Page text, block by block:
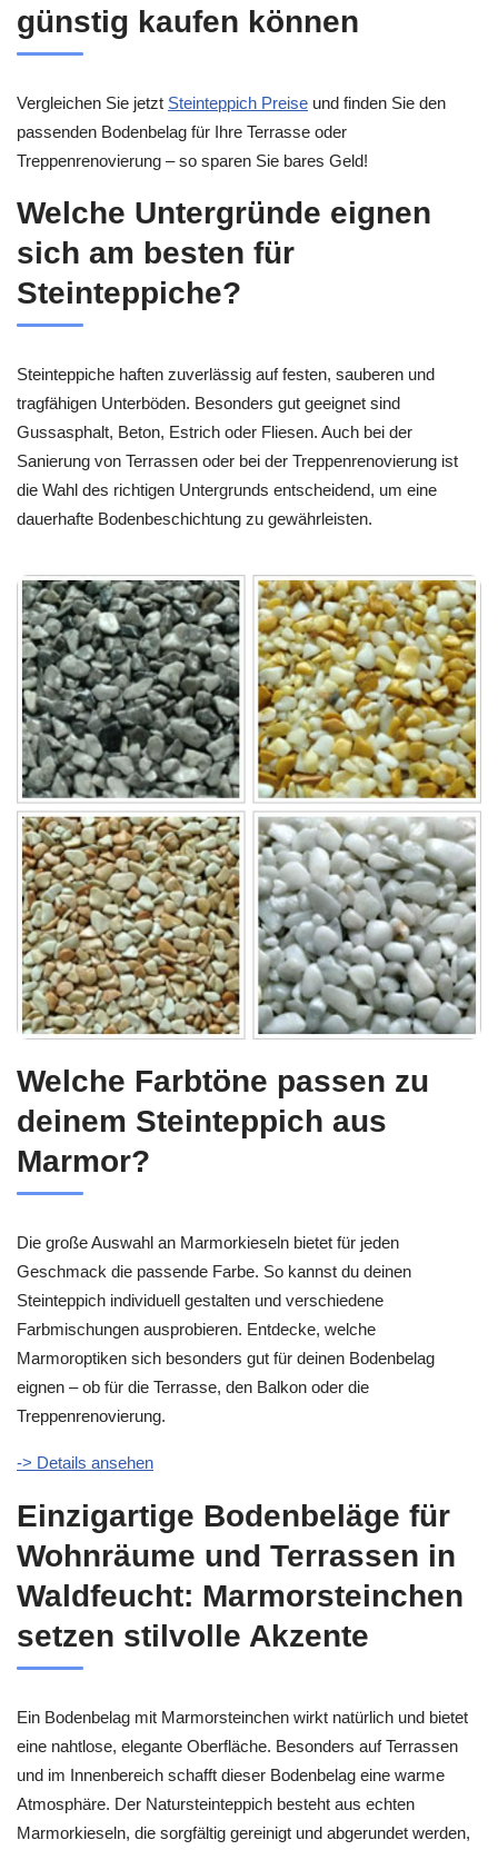
günstig kaufen können
Vergleichen Sie jetzt Steinteppich Preise und finden Sie den
passenden Bodenbelag für Ihre Terrasse oder
Treppenrenovierung – so sparen Sie bares Geld!
Welche Untergründe eignen
sich am besten für
Steinteppiche?
Steinteppiche haften zuverlässig auf festen, sauberen und
tragfähigen Unterböden. Besonders gut geeignet sind
Gussasphalt, Beton, Estrich oder Fliesen. Auch bei der
Sanierung von Terrassen oder bei der Treppenrenovierung ist
die Wahl des richtigen Untergrunds entscheidend, um eine
dauerhafte Bodenbeschichtung zu gewährleisten.
Welche Farbtöne passen zu
deinem Steinteppich aus
Marmor?
Die große Auswahl an Marmorkieseln bietet für jeden
Geschmack die passende Farbe. So kannst du deinen
Steinteppich individuell gestalten und verschiedene
Farbmischungen ausprobieren. Entdecke, welche
Marmoroptiken sich besonders gut für deinen Bodenbelag
eignen – ob für die Terrasse, den Balkon oder die
Treppenrenovierung.
-> Details ansehen
Einzigartige Bodenbeläge für
Wohnräume und Terrassen in
Waldfeucht: Marmorsteinchen
setzen stilvolle Akzente
Ein Bodenbelag mit Marmorsteinchen wirkt natürlich und bietet
eine nahtlose, elegante Oberfläche. Besonders auf Terrassen
und im Innenbereich schafft dieser Bodenbelag eine warme
Atmosphäre. Der Natursteinteppich besteht aus echten
Marmorkieseln, die sorgfältig gereinigt und abgerundet werden,